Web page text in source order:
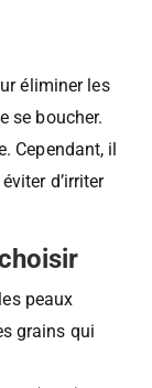
éliminer les
se boucher.
Cependant, il
d’irriter
peaux
grains qui